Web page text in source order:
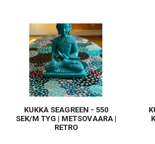
KUKKA SEAGREEN - 550
SEK/M TYG | METSOVAARA |
RETRO